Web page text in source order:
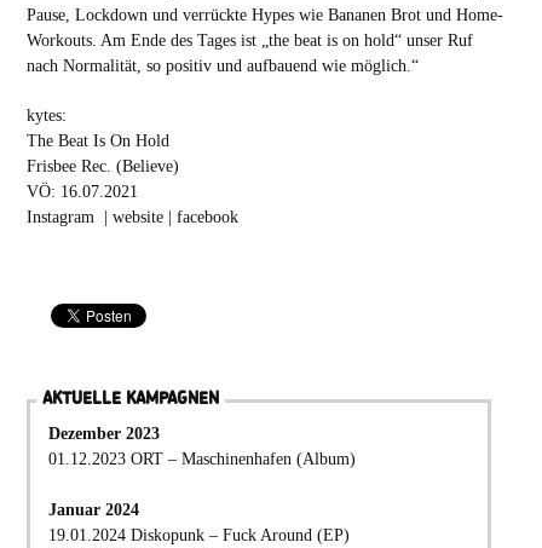
Pause, Lockdown und verrückte Hypes wie Bananen Brot und Home-
Workouts. Am Ende des Tages ist „the beat is on hold“ unser Ruf
nach Normalität, so positiv und aufbauend wie möglich.“
kytes:
The Beat Is On Hold
Frisbee Rec. (Believe)
VÖ: 16.07.2021
Instagram | website | facebook
AKTUELLE KAMPAGNEN
Dezember 2023
01.12.2023 ORT – Maschinenhafen (Album)
Januar 2024
19.01.2024 Diskopunk – Fuck Around (EP)